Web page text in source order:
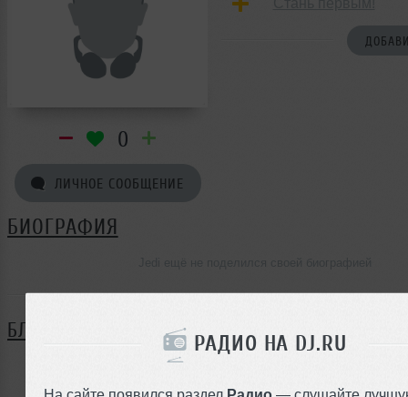
РАДИО НА DJ.RU
На сайте появился раздел Радио — слушайте
0
ЛИЧНОЕ СООБЩЕНИЕ
БИОГРАФИЯ
БЛОГ